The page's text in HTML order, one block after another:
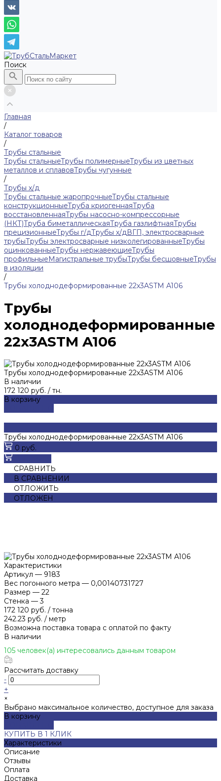
Поиск
Главная
/
Каталог товаров
/
Трубы стальные
Трубы стальныеТрубы полимерныеТрубы из цветных
металлов и сплавовТрубы чугунные
/
Трубы х/д
Трубы стальные жаропрочныеТрубы стальные
конструкционныеТруба криогеннаяТруба
восстановленнаяТрубы насосно-компрессорные
(НКТ)Труба биметаллическаяТруба газлифтнаяТрубы
прецизионныеТрубы г/дТрубы х/дВГП, электросварные
трубыТрубы электросварные низколегированныеТрубы
оцинкованныеТрубы нержавеющиеТрубы
профильныеМагистральные трубыТрубы бесшовныеТрубы
в изоляции
/
Трубы холоднодеформированные 22x3ASTM A106
Трубы
холоднодеформированные
22x3ASTM A106
Трубы холоднодеформированные 22x3ASTM A106
В наличии
172 120 руб. / тн.
В корзину
Трубы холоднодеформированные 22x3ASTM A106
0 руб.
СРАВНИТЬ
В СРАВНЕНИИ
ОТЛОЖИТЬ
ОТЛОЖЕН
Характеристики
Артикул — 9183
Вес погонного метра — 0,00140731727
Размер — 22
Стенка — 3
172 120 руб. / тонна
242.23 руб. / метр
Возможна поставка товара с оплатой по факту
В наличии
105 человек(а) интересовались данным товаром
Рассчитать доставку
-
+
×
Выбрано максимальное количество, доступное для заказа
В корзину
КУПИТЬ В 1 КЛИК
Характеристики
Описание
Отзывы
Оплата
Доставка